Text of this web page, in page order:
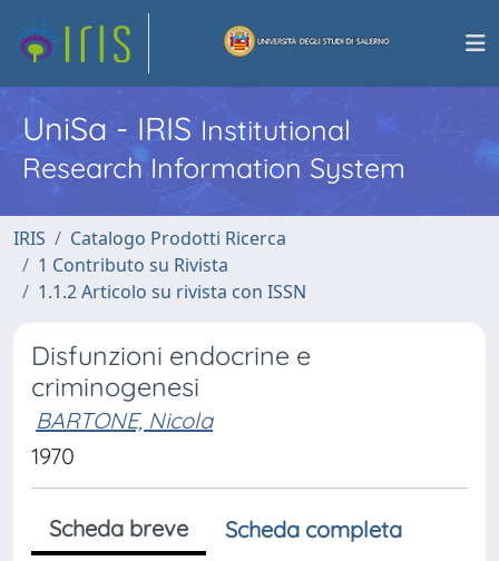
UniSa - IRISInstitutional
Research Information System
IRIS
Catalogo Prodotti Ricerca
1 Contributo su Rivista
1.1.2 Articolo su rivista con ISSN
Disfunzioni endocrine e
criminogenesi
BARTONE, Nicola
1970
Scheda breve
Scheda completa